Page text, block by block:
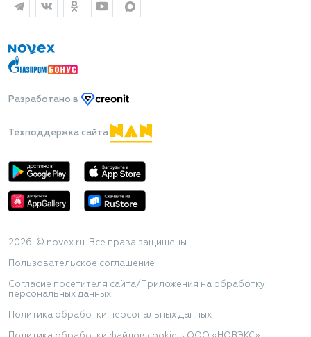
Разработано в
Техподдержка сайта
2026 © novex.ru. Все права защищены
Пользовательское соглашение
Согласие посетителя сайта/Приложения на обработку
персональных данных
Политика обработки персональных данных